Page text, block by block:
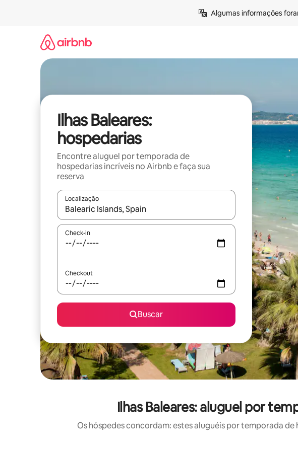
Algumas informações
Ilhas Baleares:
hospedarias
Encontre aluguel por temporada de
hospedarias incríveis no Airbnb e faça sua
reserva
Localização
Quando os resultados estiverem disponíveis, explore-os usando as
Check-in
Checkout
Buscar
Ilhas Baleares: aluguel por
Os hóspedes concordam: estes aluguéis por temporada